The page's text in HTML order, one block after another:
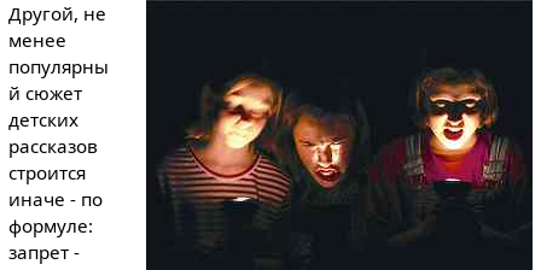
Другой, не
менее
популярны
й сюжет
детских
рассказов
строится
иначе - по
формуле:
запрет -